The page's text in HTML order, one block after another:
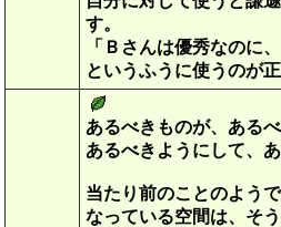
す。
「Ｂさんは優秀なのに
というふうに使うのが
あるべきものが、ある
あるべきようにして、
当たり前のことのよう
なっている空間は、そ